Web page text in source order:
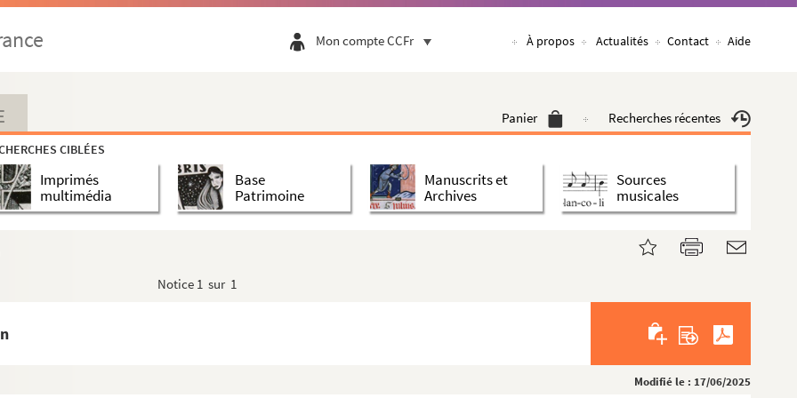
Mon compte CCFr À propos Actualités Contact Aide
Panier Recherches récentes
CIBLÉES
Imprimés
multimédia
Base
Patrimoine
Manuscrits et
Archives
Sources
musicales
Notice 1 sur 1
Modifié le : 17/06/2025
du Journal d'Alsace, du Bulletin de la Société des a...
dans le Progrès Religieux, la Revue chrétien...